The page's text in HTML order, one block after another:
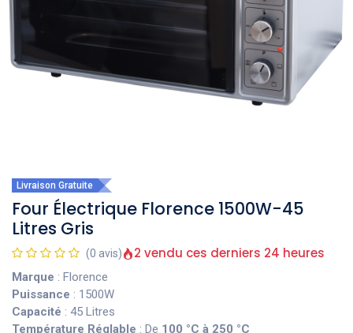
Livraison Gratuite
Four Électrique Florence 1500W-45
Litres Gris
(0 avis) 2 vendu ces derniers 24 heures
Marque : Florence
Puissance : 1500W
Capacité : 45 Litres
Température Réglable : De 100 °C à 250 °C